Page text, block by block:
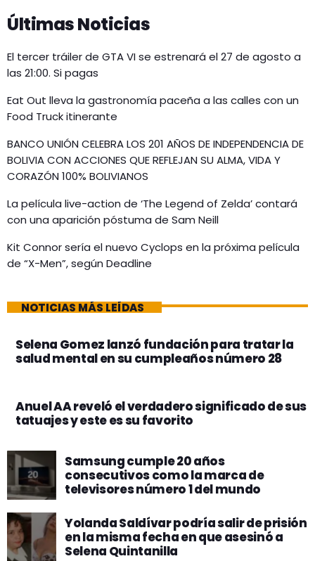
Últimas Noticias
El tercer tráiler de GTA VI se estrenará el 27 de agosto a
las 21:00. Si pagas
Eat Out lleva la gastronomía paceña a las calles con un
Food Truck itinerante
BANCO UNIÓN CELEBRA LOS 201 AÑOS DE INDEPENDENCIA DE
BOLIVIA CON ACCIONES QUE REFLEJAN SU ALMA, VIDA Y
CORAZÓN 100% BOLIVIANOS
La película live-action de ‘The Legend of Zelda’ contará
con una aparición póstuma de Sam Neill
Kit Connor sería el nuevo Cyclops en la próxima película
de “X-Men”, según Deadline
NOTICIAS MÁS LEÍDAS
Selena Gomez lanzó fundación para tratar la
salud mental en su cumpleaños número 28
Anuel AA reveló el verdadero significado de sus
tatuajes y este es su favorito
Samsung cumple 20 años
consecutivos como la marca de
televisores número 1 del mundo
Yolanda Saldívar podría salir de prisión
en la misma fecha en que asesinó a
Selena Quintanilla